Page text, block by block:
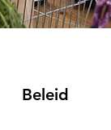
Beleid